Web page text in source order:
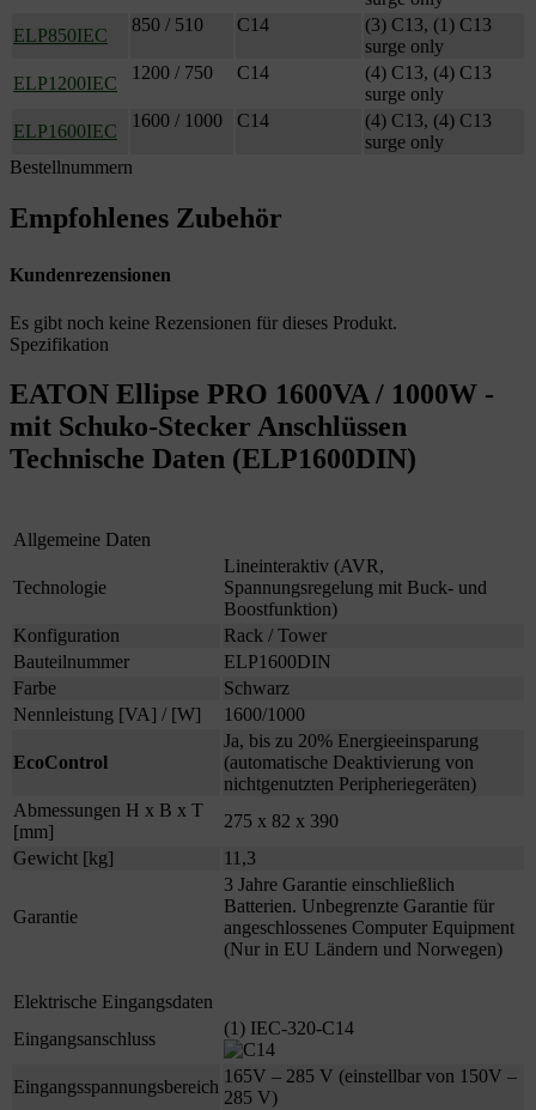
ELP850IEC
850 / 510 C14
(3) C13, (1) C13
surge only
ELP1200IEC
1200 / 750 C14
(4) C13, (4) C13
surge only
ELP1600IEC
1600 / 1000 C14
(4) C13, (4) C13
surge only
Bestellnummern
Empfohlenes Zubehör
Kundenrezensionen
Es gibt noch keine Rezensionen für dieses Produkt.
Spezifikation
EATON Ellipse PRO 1600VA / 1000W -
mit Schuko-Stecker Anschlüssen
Technische Daten (ELP1600DIN)
Allgemeine Daten
Technologie
Lineinteraktiv (AVR,
Spannungsregelung mit Buck- und
Boostfunktion)
Konfiguration
Rack / Tower
Bauteilnummer
ELP1600DIN
Farbe
Schwarz
Nennleistung [VA] / [W]
1600/1000
EcoControl
Ja, bis zu 20% Energieeinsparung
(automatische Deaktivierung von
nichtgenutzten Peripheriegeräten)
Abmessungen H x B x T
[mm]
275 x 82 x 390
Gewicht [kg]
11,3
Garantie
3 Jahre Garantie einschließlich
Batterien. Unbegrenzte Garantie für
angeschlossenes Computer Equipment
(Nur in EU Ländern und Norwegen)
Elektrische Eingangsdaten
Eingangsanschluss
(1) IEC-320-C14
Eingangsspannungsbereich
165V – 285 V (einstellbar von 150V –
285 V)